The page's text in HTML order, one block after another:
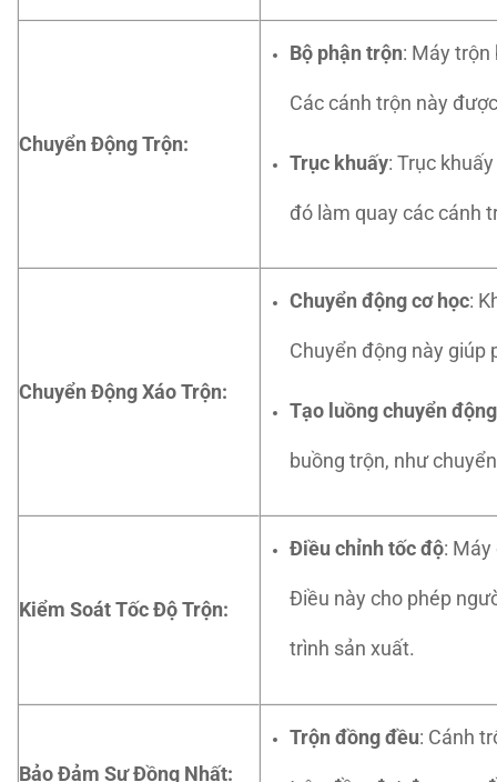
Chuyển Động Trộn:
Bộ phận trộn: Máy trộn
Các cánh trộn này
Trục khuấy: Trục
đó làm quay các cánh
Chuyển Động Xáo Trộn:
Chuyển động cơ học:
Chuyển động này giúp
Tạo luồng chuyển động
buồng trộn, như
Kiểm Soát Tốc Độ Trộn:
Điều chỉnh tốc độ: Máy
Điều này cho phép
trình sản xuất.
Bảo Đảm Sự Đồng Nhất:
Trộn đồng đều: Cánh